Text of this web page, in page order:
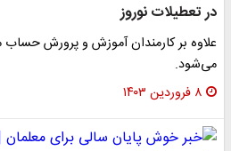
در تعطیلات نوروز
علاوه بر کارمندان آموزش و پرورش حساب
می‌شود.
۸ فروردین ۱۴۰۳